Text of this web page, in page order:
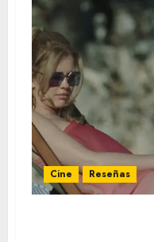
Cine Reseñas